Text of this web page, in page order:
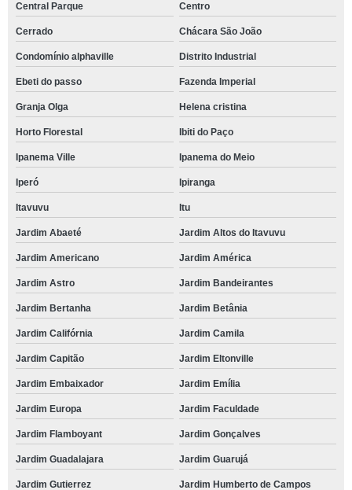
Central Parque Centro
Cerrado Chácara São João
Condomínio alphaville Distrito Industrial
Ebeti do passo Fazenda Imperial
Granja Olga Helena cristina
Horto Florestal Ibiti do Paço
Ipanema Ville Ipanema do Meio
Iperó Ipiranga
Itavuvu Itu
Jardim Abaeté Jardim Altos do Itavuvu
Jardim Americano Jardim América
Jardim Astro Jardim Bandeirantes
Jardim Bertanha Jardim Betânia
Jardim Califórnia Jardim Camila
Jardim Capitão Jardim Eltonville
Jardim Embaixador Jardim Emília
Jardim Europa Jardim Faculdade
Jardim Flamboyant Jardim Gonçalves
Jardim Guadalajara Jardim Guarujá
Jardim Gutierrez Jardim Humberto de Campos